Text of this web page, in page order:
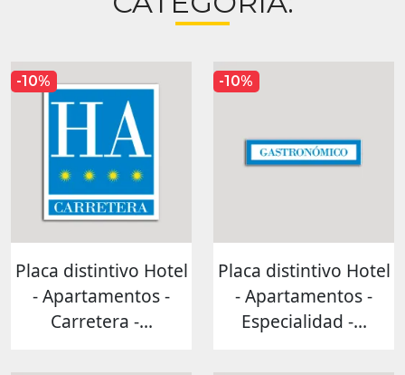
Placa distintivo Hotel
- Apartamentos -
Carretera -...
-10%
Placa distintivo Hotel
- Apartamentos -
Especialidad -...
-10%